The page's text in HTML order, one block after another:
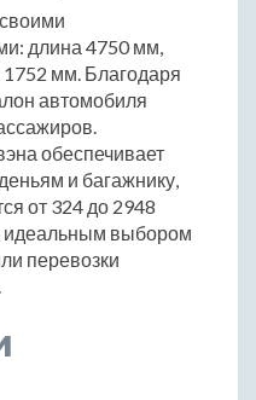
длина 4750 мм,
мм. Благодаря
автомобиля
обеспечивает
и багажнику,
от 324 до 2948
идеальным выбором
перевозки